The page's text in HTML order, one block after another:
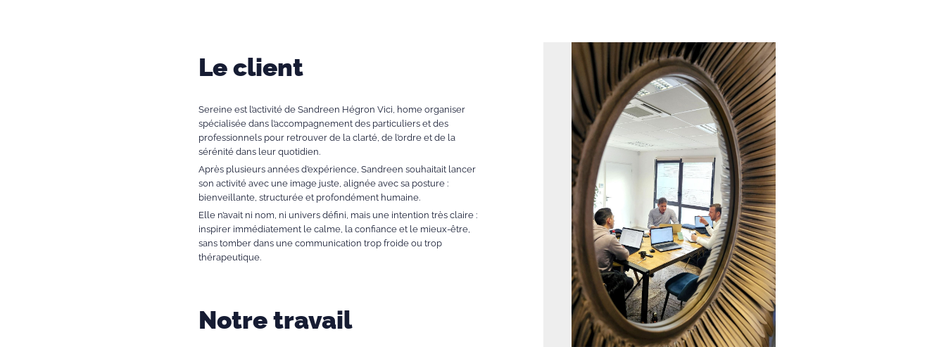
Le client
Sereine est l’activité de Sandreen Hégron Vici, home organiser
spécialisée dans l’accompagnement des particuliers et des
professionnels pour retrouver de la clarté, de l’ordre et de la
sérénité dans leur quotidien.
Après plusieurs années d’expérience, Sandreen souhaitait lancer
son activité avec une image juste, alignée avec sa posture :
bienveillante, structurée et profondément humaine.
Elle n’avait ni nom, ni univers défini, mais une intention très claire :
inspirer immédiatement le calme, la confiance et le mieux-être,
sans tomber dans une communication trop froide ou trop
thérapeutique.
Notre travail